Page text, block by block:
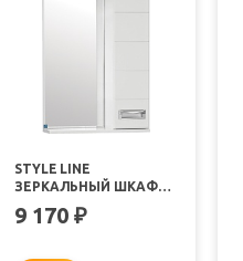
STYLE LINE
ЗЕРКАЛЬНЫЙ ШКАФ
ИРИС 550/С
9 170 ₽